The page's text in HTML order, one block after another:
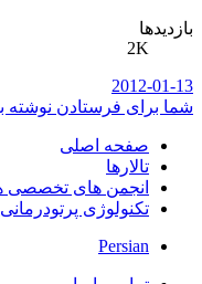
بازدیدها
2K
2012-01-13
شما برای فرستادن نوشته
صفحه اصلی
تالارها
انجمن های تخصصی
تکنولوژی
Persian